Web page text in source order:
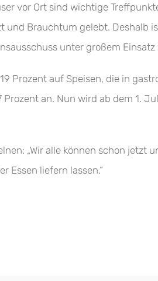
vor Ort sind wichtige
und Brauchtum gelebt. Deshalb
unter großem Einsatz
Prozent auf Speisen, die in
an. Nun wird ab dem 1.
„Wir alle können schon
Essen liefern lassen.“